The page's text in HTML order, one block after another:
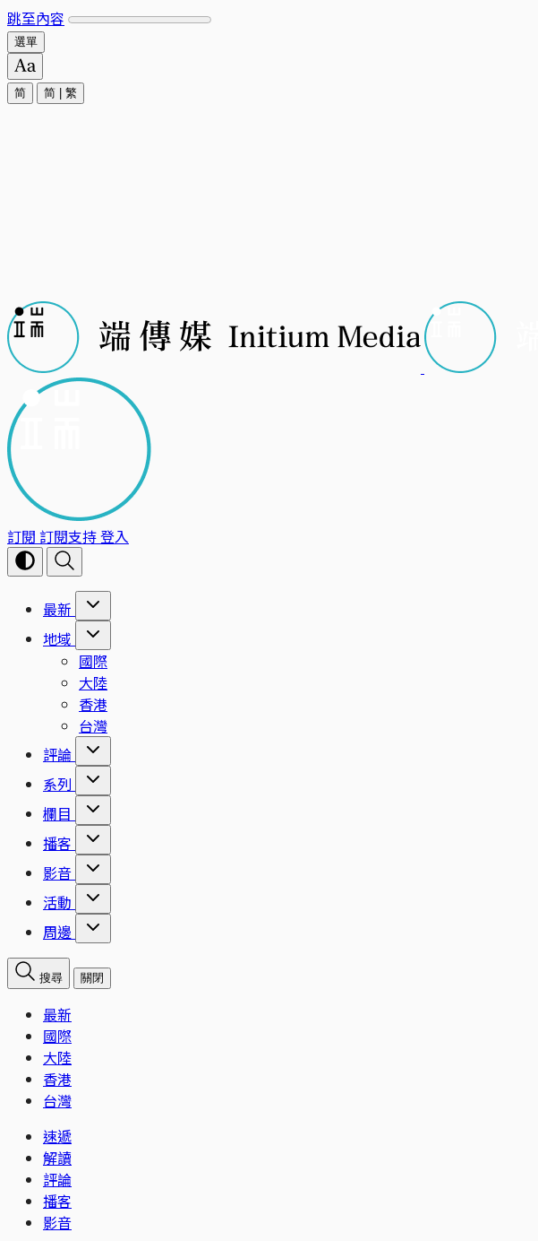
跳至內容
選單
简 简 繁
訂閱 訂閱支持登入
最新
地域
國際
大陸
香港
台灣
評論
系列
欄目
播客
影音
活動
周邊
搜尋 關閉
最新
國際
大陸
香港
台灣
速遞
解讀
評論
播客
影音